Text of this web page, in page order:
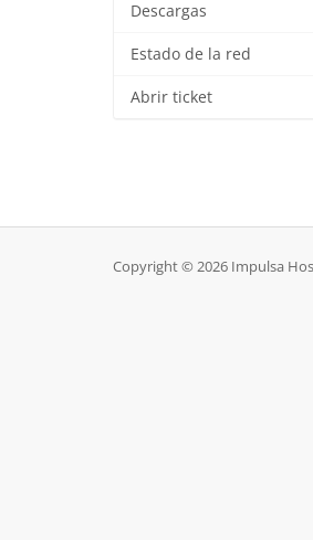
Descargas
Estado de la red
Abrir ticket
Copyright © 2026 Impulsa